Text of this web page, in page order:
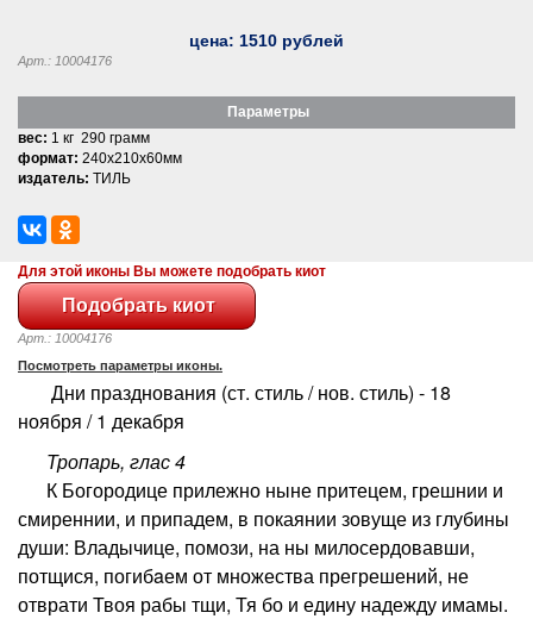
цена: 1510 рублей
Арт.: 10004176
Параметры
вес: 1 кг 290 грамм
формат: 240x210x60мм
издатель: ТИЛЬ
Для этой иконы Вы можете подобрать киот
Арт.: 10004176
Посмотреть параметры иконы.
Дни празднования (ст. стиль / нов. стиль) - 18
ноября / 1 декабря
Тропарь, глас 4
К Богородице прилежно ныне притецем, грешнии и
смиреннии, и припадем, в покаянии зовуще из глубины
души: Владычице, помози, на ны милосердовавши,
потщися, погибaем от множества прегрешений, не
отврати Твоя рабы тщи, Тя бо и едину надежду имамы.